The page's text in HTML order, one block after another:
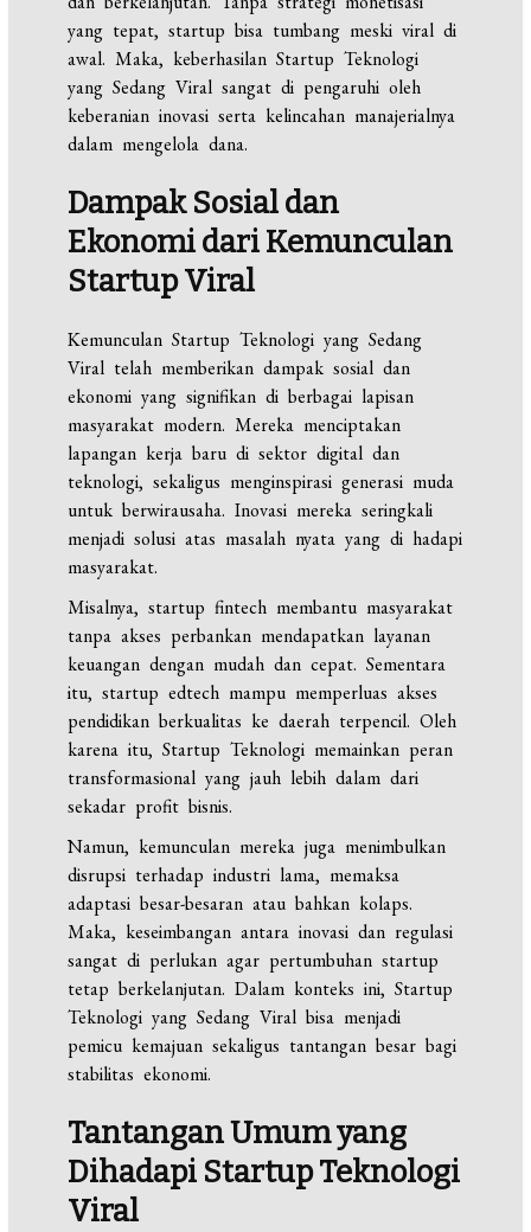
yang tepat, startup bisa tumbang meski viral di
awal. Maka, keberhasilan Startup Teknologi
yang Sedang Viral sangat di pengaruhi oleh
keberanian inovasi serta kelincahan manajerialnya
dalam mengelola dana.
Dampak Sosial dan
Ekonomi dari Kemunculan
Startup Viral
Kemunculan Startup Teknologi yang Sedang
Viral telah memberikan dampak sosial dan
ekonomi yang signifikan di berbagai lapisan
masyarakat modern. Mereka menciptakan
lapangan kerja baru di sektor digital dan
teknologi, sekaligus menginspirasi generasi muda
untuk berwirausaha. Inovasi mereka seringkali
menjadi solusi atas masalah nyata yang di hadapi
masyarakat.
Misalnya, startup fintech membantu masyarakat
tanpa akses perbankan mendapatkan layanan
keuangan dengan mudah dan cepat. Sementara
itu, startup edtech mampu memperluas akses
pendidikan berkualitas ke daerah terpencil. Oleh
karena itu, Startup Teknologi memainkan peran
transformasional yang jauh lebih dalam dari
sekadar profit bisnis.
Namun, kemunculan mereka juga menimbulkan
disrupsi terhadap industri lama, memaksa
adaptasi besar-besaran atau bahkan kolaps.
Maka, keseimbangan antara inovasi dan regulasi
sangat di perlukan agar pertumbuhan startup
tetap berkelanjutan. Dalam konteks ini, Startup
Teknologi yang Sedang Viral bisa menjadi
pemicu kemajuan sekaligus tantangan besar bagi
stabilitas ekonomi.
Tantangan Umum yang
Dihadapi Startup Teknologi
Viral